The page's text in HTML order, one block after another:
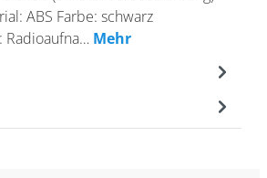
ABS Farbe: schwarz
Radioaufna… Mehr